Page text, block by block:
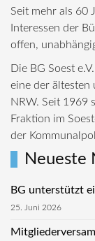
Seit mehr als 60
Interessen der
offen,
Die BG Soest
eine der ältesten
NRW. Seit 1969
Fraktion im
der
Neueste
BG unterstützt
25. Juni 2026